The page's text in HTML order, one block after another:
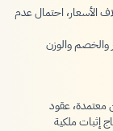
جرام)، اختلاف الأسعار، احتمال عدم
والخصم والوزن
إثبات ملكية